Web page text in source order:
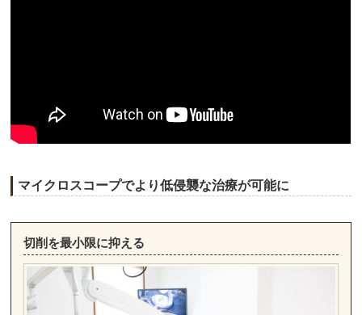
マイクロスコープでより低侵襲な治療が可能に
切削を最小限に抑える